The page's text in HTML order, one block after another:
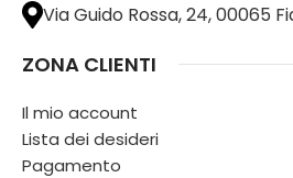
Via Guido Rossa, 24, 00065
ZONA CLIENTI
Il mio account
Lista dei desideri
Pagamento